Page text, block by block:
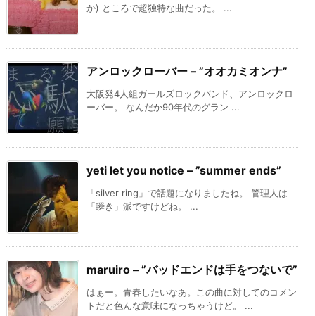
か) ところで超独特な曲だった。 ...
アンロックローバー – ”オオカミオンナ”
大阪発4人組ガールズロックバンド、アンロックロ
ーバー。 なんだか90年代のグラン ...
yeti let you notice – ”summer ends”
「silver ring」で話題になりましたね。 管理人は
「瞬き」派ですけどね。 ...
maruiro – ”バッドエンドは手をつないで”
はぁー。青春したいなあ。この曲に対してのコメン
トだと色んな意味になっちゃうけど。 ...